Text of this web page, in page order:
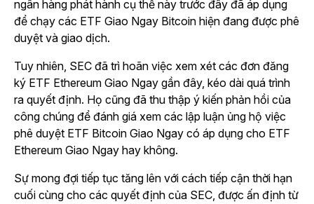
ngân hàng phát hành cụ thể này trước đây đã áp dụng
để chạy các ETF Giao Ngay Bitcoin hiện đang được phê
duyệt và giao dịch.
Tuy nhiên, SEC đã trì hoãn việc xem xét các đơn đăng
ký ETF Ethereum Giao Ngay gần đây, kéo dài quá trình
ra quyết định. Họ cũng đã thu thập ý kiến phản hồi của
công chúng để đánh giá xem các lập luận ủng hộ việc
phê duyệt ETF Bitcoin Giao Ngay có áp dụng cho ETF
Ethereum Giao Ngay hay không.
Sự mong đợi tiếp tục tăng lên với cách tiếp cận thời hạn
cuối cùng cho các quyết định của SEC, được ấn định từ